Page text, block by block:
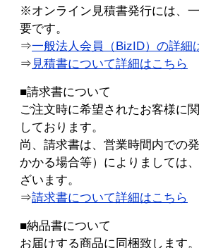
※オンライン見積書発行には、
要です。
⇒一般法人会員（BizID）の詳細
⇒ 見積書について詳細はこちら
■請求書について
ご注文時に希望されたお客様に
しております。
尚、請求書は、営業時間内での
かかる場合等）によりましては
ざいます。
⇒請求書について詳細はこちら
■納品書について
お届けする商品に同梱致します。